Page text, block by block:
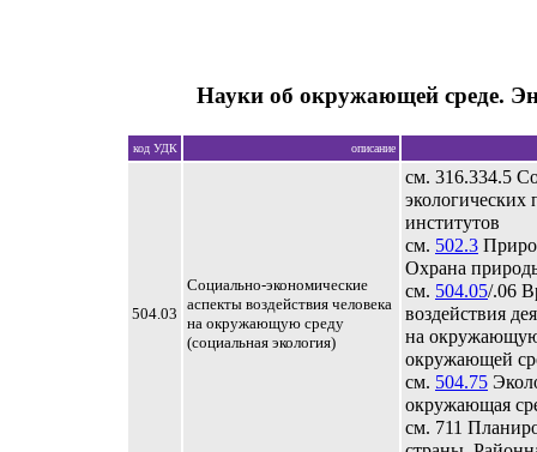
Науки об окружающей среде.
код УДК описание
504.03
Социально-экономические
аспекты воздействия человека
на окружающую среду
(социальная экология)
см. 316.334.5
экологических
институтов
см. 502.3
Охрана
см. 504.05/.06
воздействия
на
окружающей
см. 504.75
окружающая
см. 711